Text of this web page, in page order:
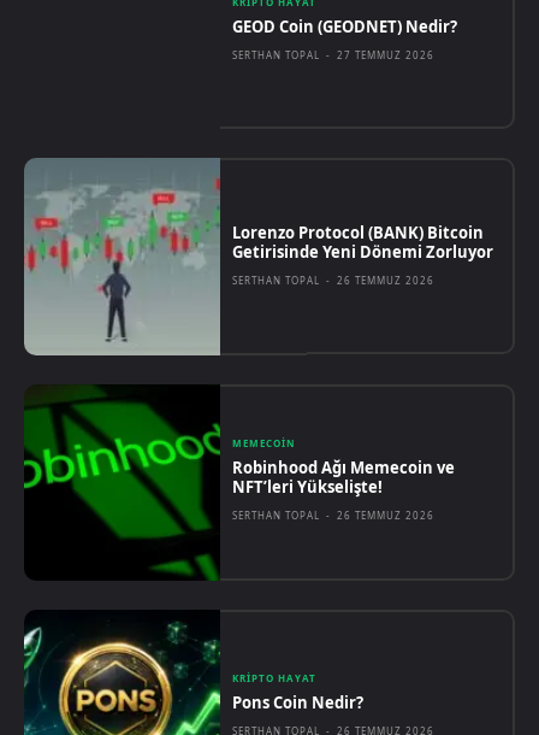
GEOD Coin (GEODNET) Nedir?
SERTHAN TOPAL - 27 TEMMUZ 2026
Lorenzo Protocol (BANK) Bitcoin
Getirisinde Yeni Dönemi Zorluyor
SERTHAN TOPAL - 26 TEMMUZ 2026
MEMECOIN
Robinhood Ağı Memecoin ve
NFT’leri Yükselişte!
SERTHAN TOPAL - 26 TEMMUZ 2026
KRIPTO HAYAT
Pons Coin Nedir?
SERTHAN TOPAL - 26 TEMMUZ 2026